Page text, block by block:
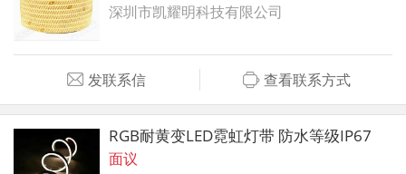
深圳市凯耀明科技有限公司
发联系信 查看联系方式
RGB耐黄变LED霓虹灯带 防水等级IP67
面议